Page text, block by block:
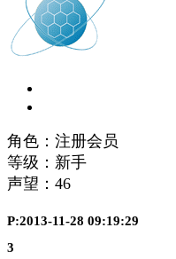
角色：注册会员
等级：新手
声望： 46
P:2013-11-28 09:19:29
3